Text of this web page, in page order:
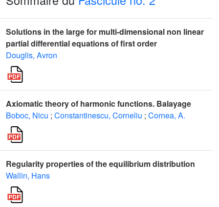
Solutions in the large for multi-dimensional non linear
partial differential equations of first order
Douglis, Avron
Axiomatic theory of harmonic functions. Balayage
Boboc, Nicu ; Constantinescu, Corneliu ; Cornea, A.
Regularity properties of the equilibrium distribution
Wallin, Hans